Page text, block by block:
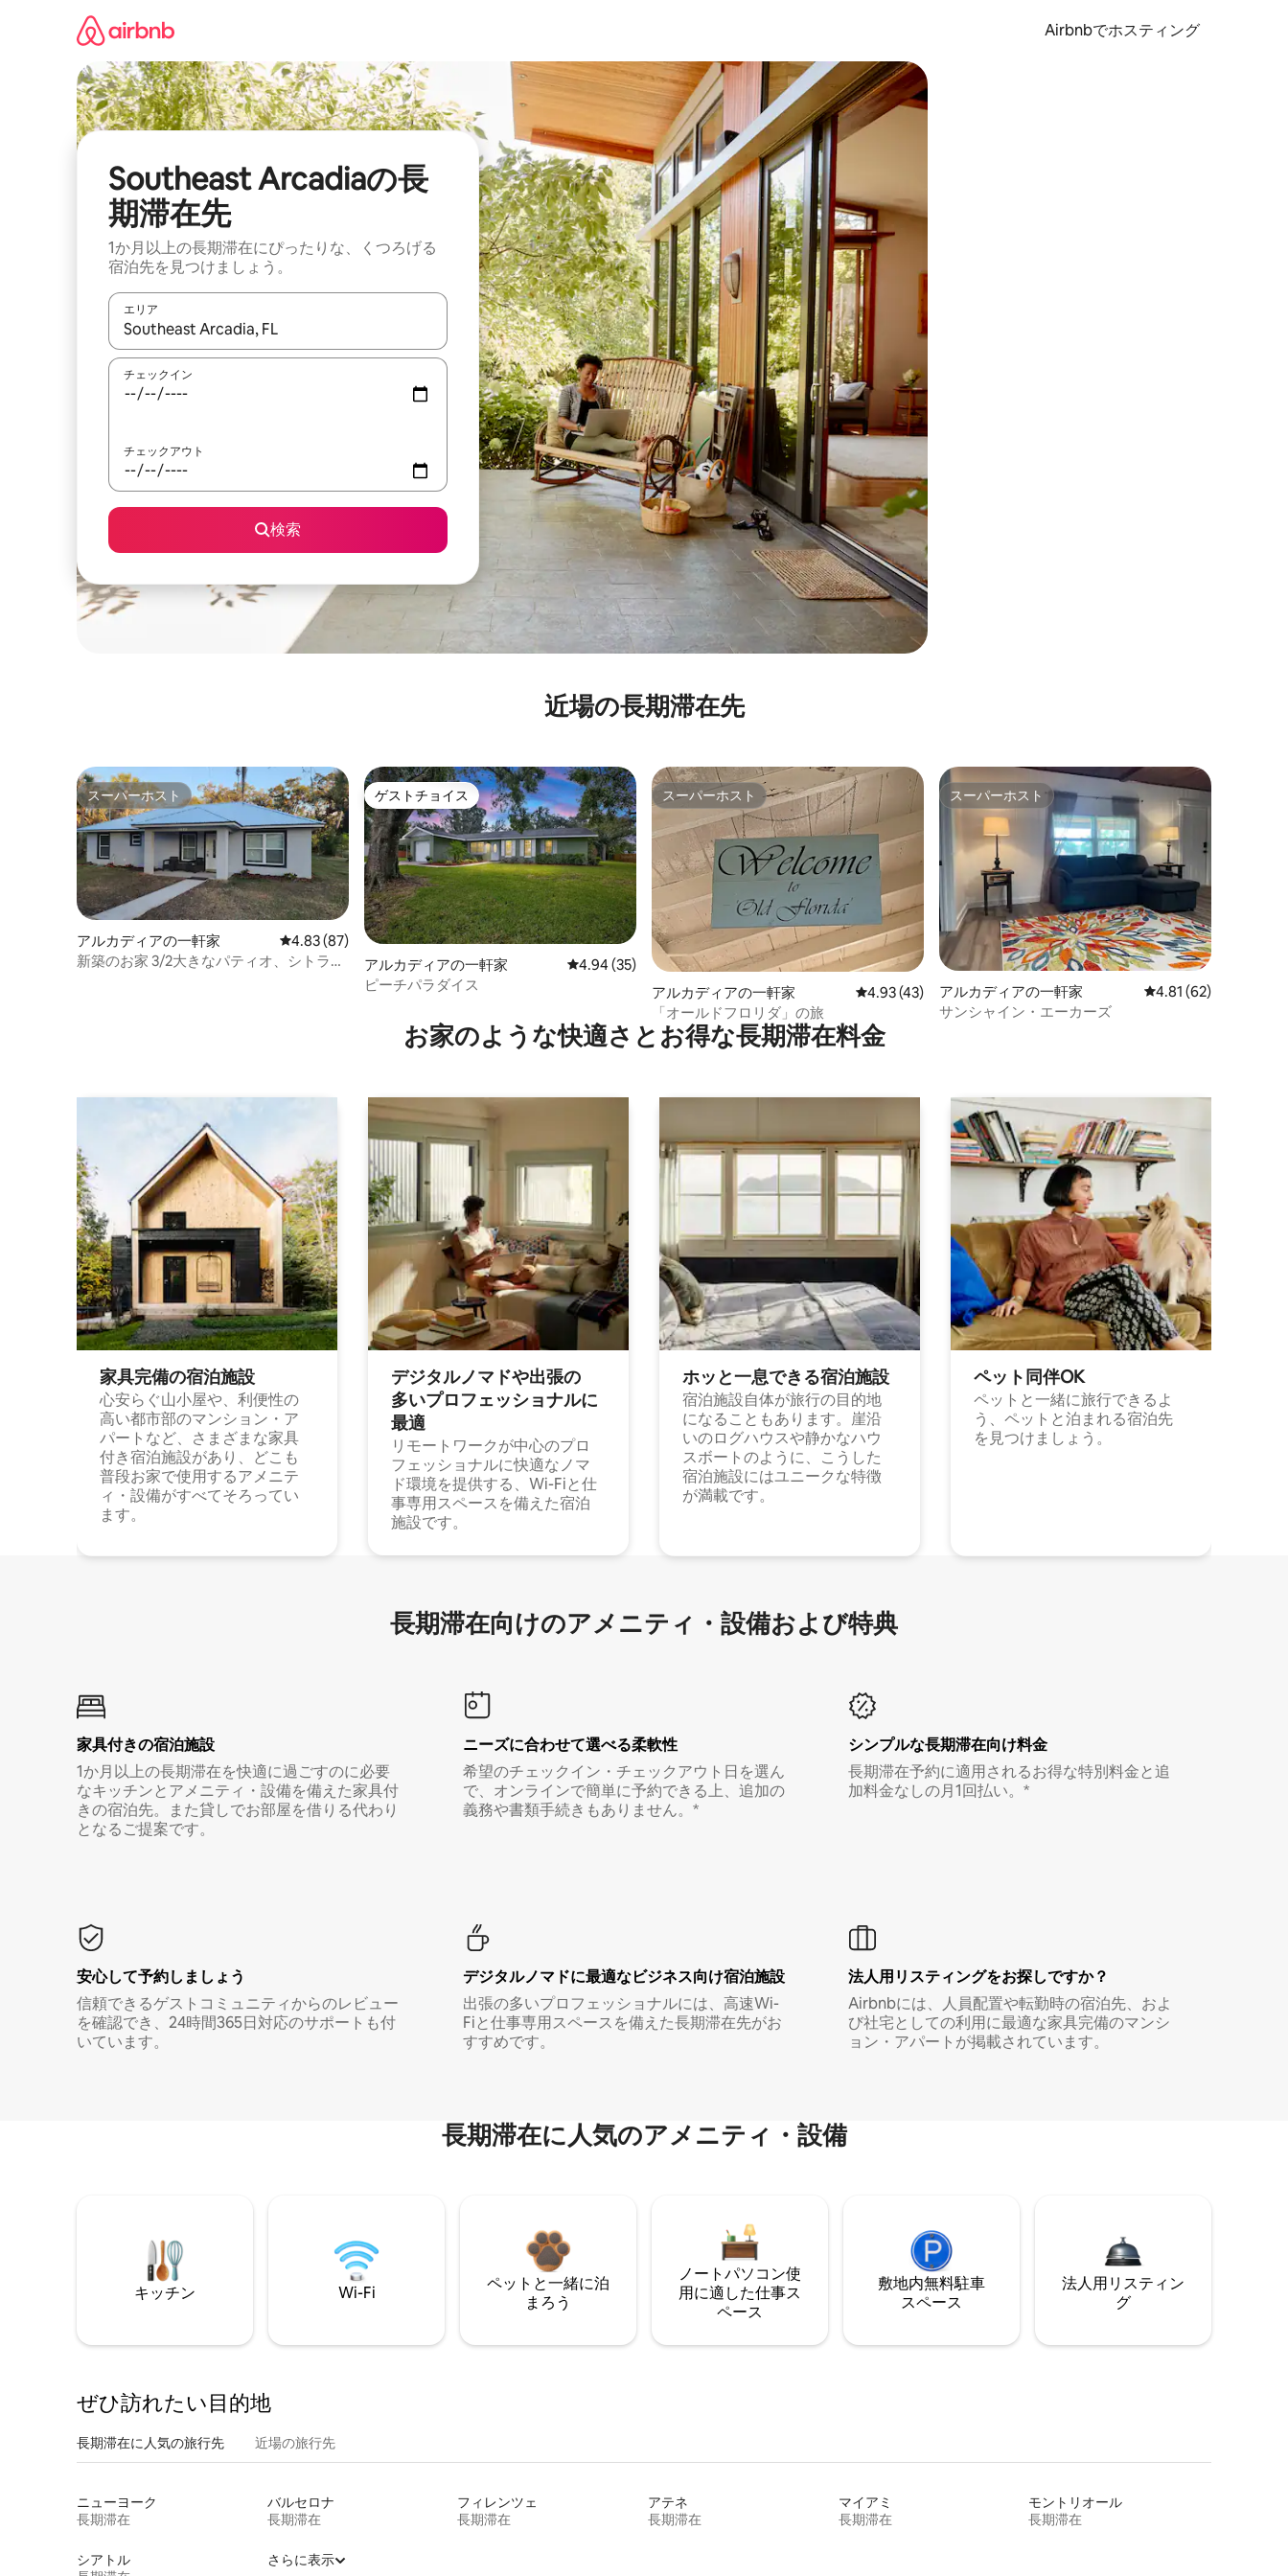
Airbnbでホスティング
Southeast Arcadiaの長
期滞在先
1か月以上の長期滞在にぴったりな、くつろげる
宿泊先を見つけましょう。
エリア
検索結果が表示されたら、上下の矢印キーを使って移動するか、画面をタッチまたはスワイプして検索結果を確認することができます。
チェックイン
チェックアウト
検索
近場の長期滞在先
スーパーホスト
スーパーホスト
アルカディアの一軒家 レビュー87件、5つ星中4.83つ星の平均評価
4.83 (87)
新築のお家 3/2大きなパティオ、シトラス
ゲストチョイス
ゲストチョイス
アルカディアの一軒家 レビュー35件、5つ星中4.94つ星の平均評価
4.94 (35)
ピーチパラダイス
スーパーホスト
スーパーホスト
アルカディアの一軒家 レビュー43件、5つ星中4.93つ星の平均評価
4.93 (43)
「オールドフロリダ」の旅
スーパーホスト
スーパーホスト
アルカディアの一軒家 レビュー62件、5つ
4.81 (62)
サンシャイン・エーカーズ
お家のような快⁠適⁠さ⁠とお⁠得⁠な長⁠期⁠滞⁠在料⁠金
家具完備の宿⁠泊⁠施⁠設
心安らぐ山小屋や、利便性の
高い都市部のマンション・ア
パートなど、さまざまな家具
付き宿泊施設があり、どこも
普段お家で使用するアメニテ
ィ・設備がすべてそろってい
ます。
デジタルノマドや出⁠張⁠の
多⁠いプ⁠ロ⁠フ⁠ェ⁠ッ⁠シ⁠ョ⁠ナ⁠ル⁠に
最⁠適
リモートワークが中心のプロ
フェッショナルに快適なノマ
ド環境を提供する、Wi-Fiと仕
事専用スペースを備えた宿泊
施設です。
ホッと一⁠息⁠で⁠き⁠る宿⁠泊施⁠設
宿泊施設自体が旅行の目的地
になることもあります。崖沿
いのログハウスや静かなハウ
スボートのように、こうした
宿泊施設にはユニークな特徴
が満載です。
ペット同⁠伴OK
ペットと一緒に旅行できるよ
う、ペットと泊まれる宿泊先
を見つけましょう。
長期滞在向け⁠のア⁠メ⁠ニ⁠テ⁠ィ⁠・設⁠備⁠および特⁠典
家具付き⁠の宿⁠泊⁠施⁠設
1か月以上の長期滞在を快適に過ごすのに必要
なキッチンとアメニティ・設備を備えた家具付
きの宿泊先。また貸しでお部屋を借りる代わり
となるご提案です。
ニーズに合わせて選べる柔軟性
希望のチェックイン・チェックアウト日を選ん
で、オンラインで簡単に予約できる上、追加の
義務や書類手続きもありません。*
シンプルな長期滞在向け料金
長期滞在予約に適用されるお得な特別料金と追
加料金なしの月1回払い。*
安心して予約しましょう
信頼できるゲストコミュニティからのレビュー
を確認でき、24時間365日対応のサポートも付
いています。
デジタルノマド⁠に最⁠適⁠なビ⁠ジ⁠ネ⁠ス⁠向⁠け宿⁠泊⁠施⁠設
出張の多いプロフェッショナルには、高速Wi-
Fiと仕事専用スペースを備えた長期滞在先がお
すすめです。
法人用リスティングをお探しですか？
Airbnbには、人員配置や転勤時の宿泊先、およ
び社宅としての利用に最適な家具完備のマンシ
ョン・アパートが掲載されています。
長期滞在に人気のアメニティ・設備
キッチン Wi-Fi
ペットと一緒に泊
まろう
ノートパソコン使
用に適した仕事ス
ペース
敷地内無料駐⁠車
ス⁠ペ⁠ー⁠ス
法人用リスティン
グ
ぜひ訪⁠れ⁠た⁠い目⁠的⁠地
長期滞在に人気の旅行先 近場の旅行先
ニューヨーク
長期滞在
バルセロナ
長期滞在
フィレンツェ
長期滞在
アテネ
長期滞在
マイアミ
長期滞在
モントリオール
長期滞在
シアトル
さらに表示